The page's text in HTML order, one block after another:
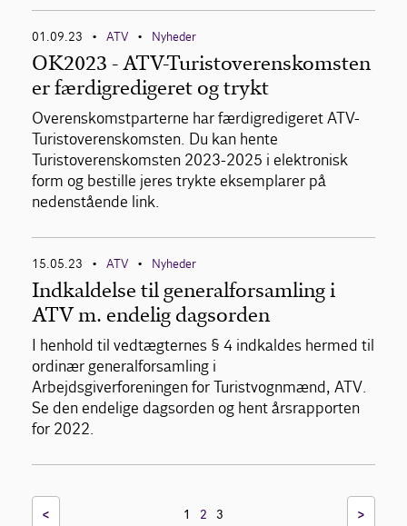
01.09.23 • ATV • Nyheder
OK2023 - ATV-Turistoverenskomsten
er færdigredigeret og trykt
Overenskomstparterne har færdigredigeret ATV-
Turistoverenskomsten. Du kan hente
Turistoverenskomsten 2023-2025 i elektronisk
form og bestille jeres trykte eksemplarer på
nedenstående link.
15.05.23 • ATV • Nyheder
Indkaldelse til generalforsamling i
ATV m. endelig dagsorden
I henhold til vedtægternes § 4 indkaldes hermed til
ordinær generalforsamling i
Arbejdsgiverforeningen for Turistvognmænd, ATV.
Se den endelige dagsorden og hent årsrapporten
for 2022.
< 1 2 3 >